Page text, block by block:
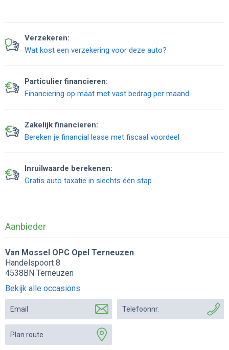
Verzekeren:
Wat kost een verzekering voor deze auto?
Particulier financieren:
Financiering op maat met vast bedrag per maand
Zakelijk financieren:
Bereken je financial lease met fiscaal voordeel
Inruilwaarde berekenen:
Gratis auto taxatie in slechts één stap
Aanbieder
Van Mossel OPC Opel Terneuzen
Handelspoort 8
4538BN Terneuzen
Bekijk alle occasions
Email Telefoonnr.
Plan route